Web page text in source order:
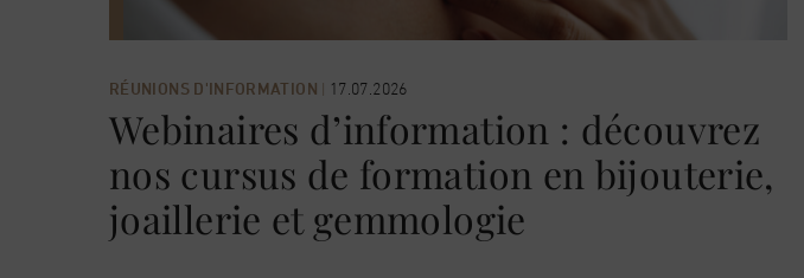
RÉUNIONS D'INFORMATION | 17.07.2026
Webinaires d’information : découvrez
nos cursus de formation en bijouterie,
joaillerie et gemmologie